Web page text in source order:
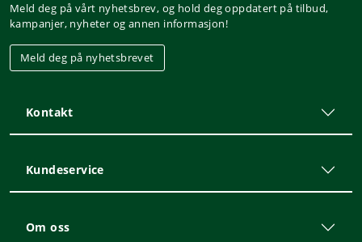
Meld deg på vårt nyhetsbrev, og hold deg oppdatert på tilbud,
kampanjer, nyheter og annen informasjon!
Meld deg på nyhetsbrevet
Kontakt
Kundeservice
Om oss